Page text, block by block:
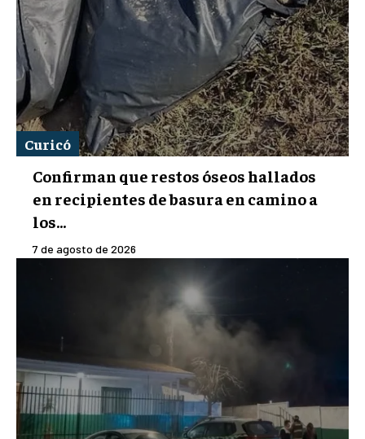
Curicó
Confirman que restos óseos hallados
en recipientes de basura en camino a
los...
7 de agosto de 2026